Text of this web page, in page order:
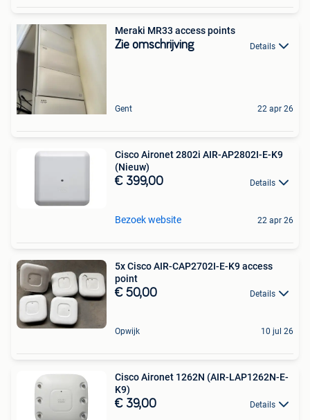
Meraki MR33 access points
Zie omschrijving Details
Gent 22 apr 26
Cisco Aironet 2802i AIR-AP2802I-E-K9
(Nieuw)
€ 399,00 Details
Bezoek website 22 apr 26
5x Cisco AIR-CAP2702I-E-K9 access
point
€ 50,00 Details
Opwijk 10 jul 26
Cisco Aironet 1262N (AIR-LAP1262N-E-
K9)
€ 39,00 Details